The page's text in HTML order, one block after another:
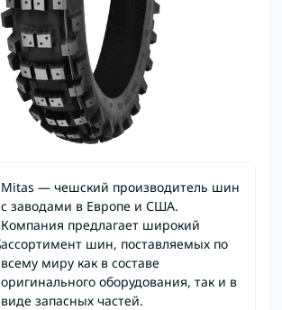
Mitas — чешский производитель шин
с заводами в Европе и США.
Компания предлагает широкий
ассортимент шин, поставляемых по
всему миру как в составе
оригинального оборудования, так и в
виде запасных частей.